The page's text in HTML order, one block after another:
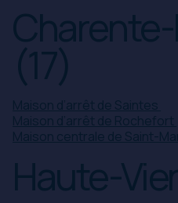
(17)
Maison d’arrêt de Saintes
Maison d’arrêt de Rochefort
Maison centrale de Saint-
Haute-